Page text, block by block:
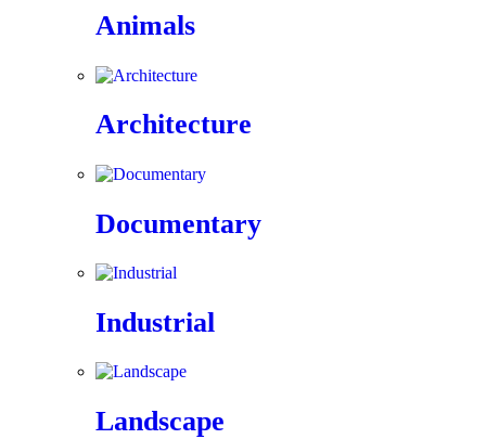
Animals
Architecture
Documentary
Industrial
Landscape